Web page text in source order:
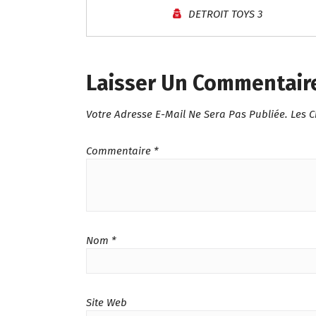
DETROIT TOYS 3
Laisser Un
Votre Adresse E-Mail Ne Sera Pas Publiée. Les
Commentaire *
Nom *
Site Web